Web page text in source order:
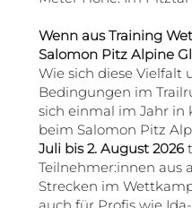
Wenn aus Training
Salomon Pitz Alpine
Wie sich diese Vielfalt
Bedingungen im
sich einmal im Jahr in
beim Salomon Pitz
Juli bis 2. August 2026
Teilnehmer:innen aus
Strecken im